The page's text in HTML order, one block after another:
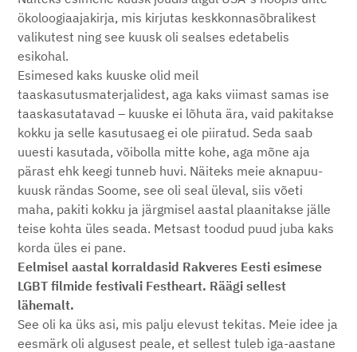
ökoloogiaajakirja, mis kirjutas keskkonnasõbralikest
valikutest ning see kuusk oli sealses edetabelis
esikohal.
Esimesed kaks kuuske olid meil
taaskasutusmaterjalidest, aga kaks viimast samas ise
taaskasutatavad – kuuske ei lõhuta ära, vaid pakitakse
kokku ja selle kasutusaeg ei ole piiratud. Seda saab
uuesti kasutada, võibolla mitte kohe, aga mõne aja
pärast ehk keegi tunneb huvi. Näiteks meie aknapuu-
kuusk rändas Soome, see oli seal üleval, siis võeti
maha, pakiti kokku ja järgmisel aastal plaanitakse jälle
teise kohta üles seada. Metsast toodud puud juba kaks
korda üles ei pane.
Eelmisel aastal korraldasid Rakveres Eesti esimese
LGBT filmide festivali Festheart. Räägi sellest
lähemalt.
See oli ka üks asi, mis palju elevust tekitas. Meie idee ja
eesmärk oli algusest peale, et sellest tuleb iga-aastane